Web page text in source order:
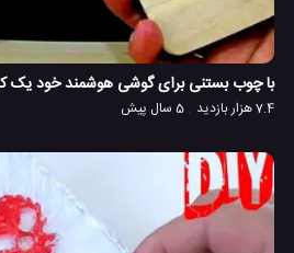
با چوب بستنی برای گوشی هوشمند خود یک
7.4 هزار بازدید 5 سال پیش